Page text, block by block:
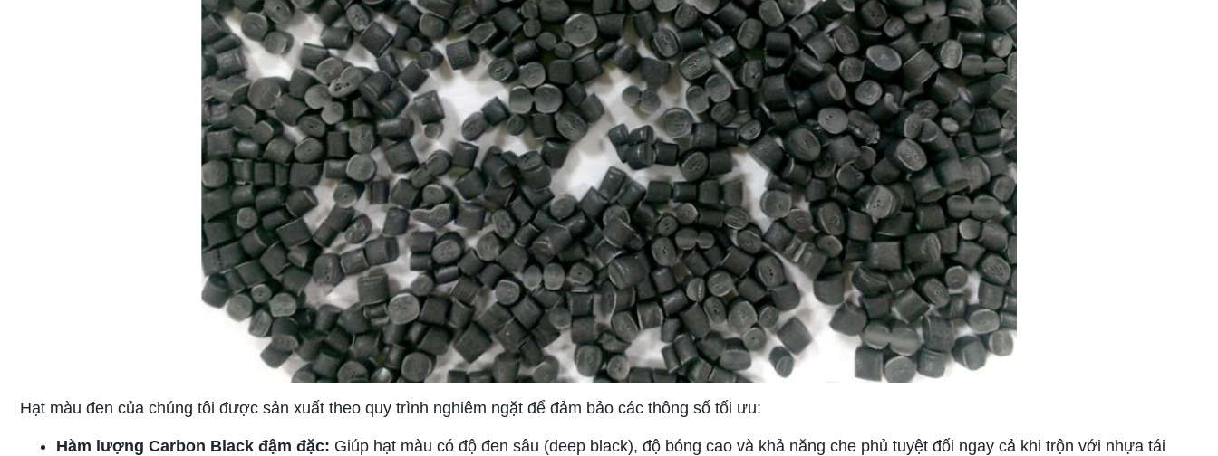
Hạt màu đen của chúng tôi được sản xuất theo quy trình nghiêm ngặt để đảm bảo các thông số tối ưu:
Hàm lượng Carbon Black đậm đặc: Giúp hạt màu có độ đen sâu (deep black), độ bóng cao và khả năng che phủ tuyệt đối ngay cả khi trộn với nhựa tái